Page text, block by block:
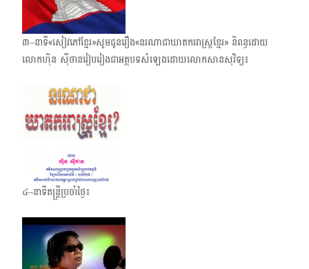
៣–នាទី«សៀវភៅខ្មែរ»សូមជូនរឿង​«នរណាជាឃាតកររាស្ត្រខ្មែរ» និពន្ធដោយ
លោកហ៊ិន ស៊ីថានរៀប​រៀងជា​អត្ថបទ​សំឡេង​ដោយលោកសានសុវិទ្យ៖
៤–នាទីតន្ត្រីប្រចាំថ្ងៃ៖